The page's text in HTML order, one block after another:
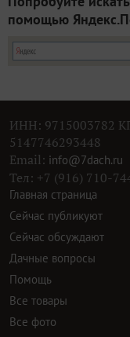
помощью
ИНН: 9715003782
5147746293448
Email: info@7dach.ru
Тел: +7 (916) 710-
Главная страница
Сейчас публикуют
Сейчас обсуждают
Дачные вопросы
Помощь
Все товары
Все фото